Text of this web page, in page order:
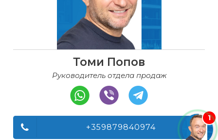
Томи Попов
Руководитель отдела продаж
+359879840974
1